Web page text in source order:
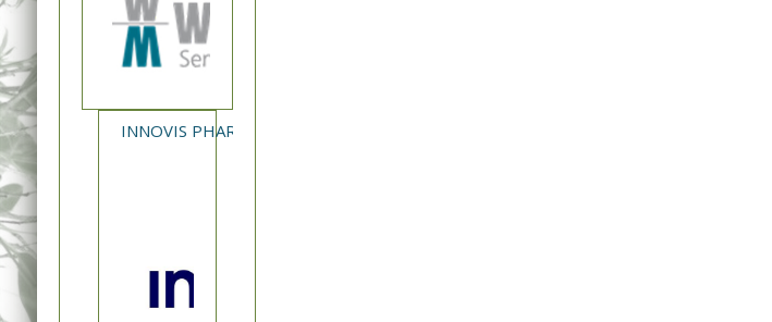
INNOVIS PHARMA - NEA ΚΥΚΛΟΦΟΡΙΑ XAVERTIA